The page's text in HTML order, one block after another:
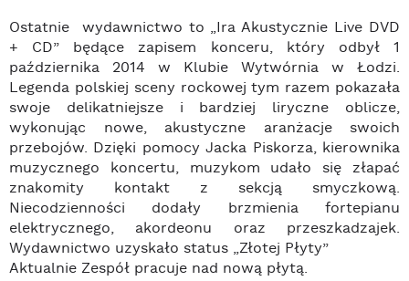
Ostatnie wydawnictwo to „Ira Akustycznie Live DVD
+ CD” będące zapisem konceru, który odbył 1
października 2014 w Klubie Wytwórnia w Łodzi.
Legenda polskiej sceny rockowej tym razem pokazała
swoje delikatniejsze i bardziej liryczne oblicze,
wykonując nowe, akustyczne aranżacje swoich
przebojów. Dzięki pomocy Jacka Piskorza, kierownika
muzycznego koncertu, muzykom udało się złapać
znakomity kontakt z sekcją smyczkową.
Niecodzienności dodały brzmienia fortepianu
elektrycznego, akordeonu oraz przeszkadzajek.
Wydawnictwo uzyskało status „Złotej Płyty”
Aktualnie Zespół pracuje nad nową płytą.